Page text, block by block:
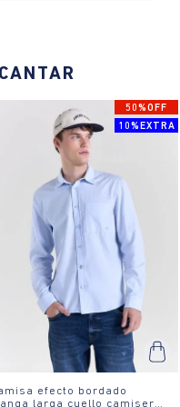
50%OFF
10%EXTRA
efecto bordado
larga cuello camisero